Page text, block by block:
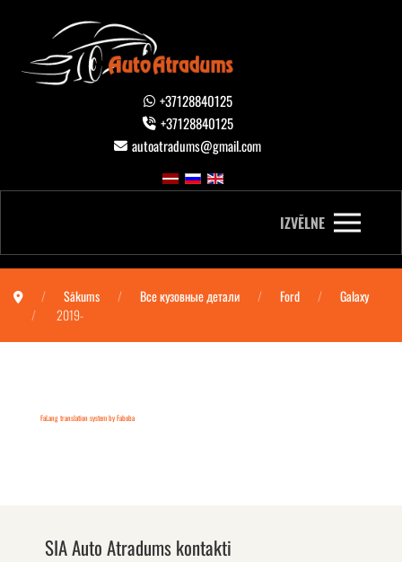
+37128840125
+37128840125
autoatradums@gmail.com
IZVĒLNE
Sākums Все кузовные детали Ford
Galaxy
2019-
FaLang translation system by Faboba
SIA Auto Atradums kontakti